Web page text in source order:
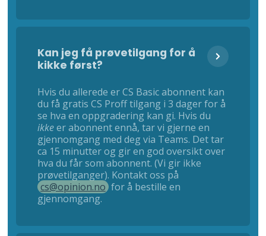
Kan jeg få prøvetilgang for å
kikke først?
Hvis du allerede er CS Basic abonnent kan
du få gratis CS Proff tilgang i 3 dager for å
se hva en oppgradering kan gi. Hvis du
ikkeer abonnent ennå, tar vi gjerne en
gjennomgang med deg via Teams. Det tar
ca 15 minutter og gir en god oversikt over
hva du får som abonnent. (Vi gir ikke
prøvetilganger). Kontakt oss på
cs@opinion.no for å bestille en
gjennomgang.